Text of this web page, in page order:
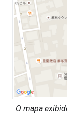
O mapa